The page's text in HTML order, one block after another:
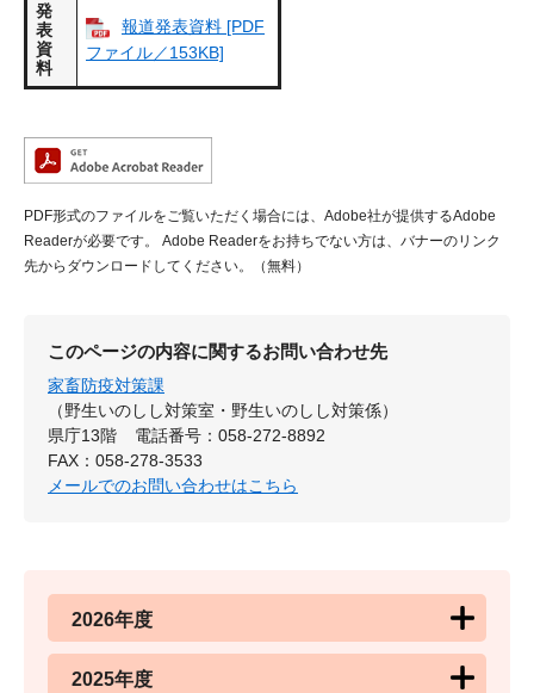
発
表
資
料
報道発表資料 [PDF
ファイル／153KB]
PDF形式のファイルをご覧いただく場合には、Adobe社が提供するAdobe
Readerが必要です。
Adobe Readerをお持ちでない方は、バナーのリンク
先からダウンロードしてください。（無料）
このページの内容に関するお問い合わせ先
家畜防疫対策課
（野生いのしし対策室・野生いのしし対策係）
県庁13階
電話番号：058-272-8892
FAX：058-278-3533
メールでのお問い合わせはこちら
2026年度
2025年度